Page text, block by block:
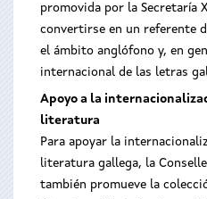
promovida por la Secretaría
convertirse en un referente
el ámbito anglófono y, en
internacional de las letras
Apoyo a la
literatura
Para apoyar la
literatura gallega, la
también promueve la